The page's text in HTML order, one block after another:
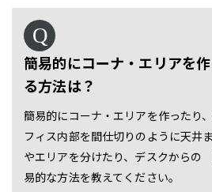
簡易的にコーナ・エリアを
る方法は？
簡易的にコーナ・エリアを作ったり
フィス内部を間仕切りのように天井
やエリアを分けたり、デスクから
易的な方法を教えてください。